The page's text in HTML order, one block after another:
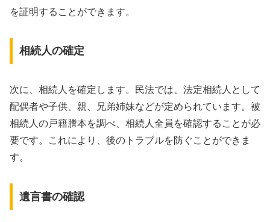
を証明することができます。
相続人の確定
次に、相続人を確定します。民法では、法定相続人として
配偶者や子供、親、兄弟姉妹などが定められています。被
相続人の戸籍謄本を調べ、相続人全員を確認することが必
要です。これにより、後のトラブルを防ぐことができま
す。
遺言書の確認